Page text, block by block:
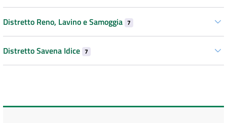
Distretto Reno, Lavino e Samoggia 7
Distretto Savena Idice 7